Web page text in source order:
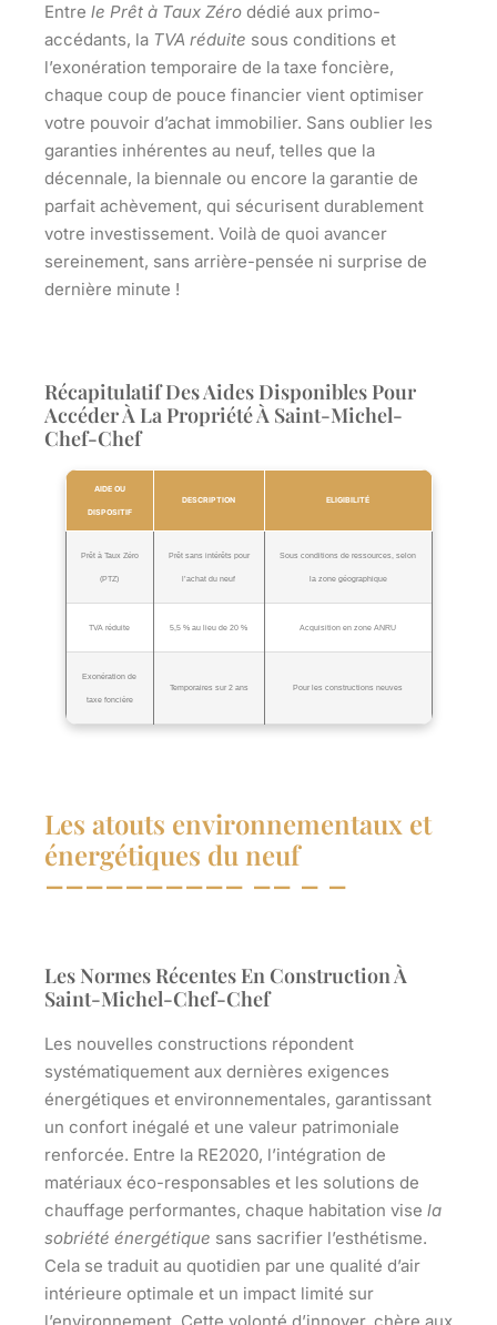
Entre le Prêt à Taux Zéro dédié aux primo-
accédants, la TVA réduite sous conditions et
l’exonération temporaire de la taxe foncière,
chaque coup de pouce financier vient optimiser
votre pouvoir d’achat immobilier. Sans oublier les
garanties inhérentes au neuf, telles que la
décennale, la biennale ou encore la garantie de
parfait achèvement, qui sécurisent durablement
votre investissement. Voilà de quoi avancer
sereinement, sans arrière-pensée ni surprise de
dernière minute !
Récapitulatif Des Aides Disponibles Pour
Accéder À La Propriété À Saint-Michel-
Chef-Chef
AIDE OU
DISPOSITIF
DESCRIPTION ELIGIBILITÉ
Prêt à Taux Zéro
(PTZ)
Prêt sans intérêts pour
l’achat du neuf
Sous conditions de ressources, selon
la zone géographique
TVA réduite 5,5 % au lieu de 20 % Acquisition en zone ANRU
Exonération de
taxe foncière
Temporaires sur 2 ans Pour les constructions neuves
Les atouts environnementaux et
énergétiques du neuf
Les Normes Récentes En Construction À
Saint-Michel-Chef-Chef
Les nouvelles constructions répondent
systématiquement aux dernières exigences
énergétiques et environnementales, garantissant
un confort inégalé et une valeur patrimoniale
renforcée. Entre la RE2020, l’intégration de
matériaux éco-responsables et les solutions de
chauffage performantes, chaque habitation vise la
sobriété énergétique sans sacrifier l’esthétisme.
Cela se traduit au quotidien par une qualité d’air
intérieure optimale et un impact limité sur